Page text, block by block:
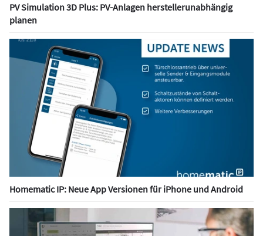
PV Simulation 3D Plus: PV-Anlagen herstellerunabhängig
planen
Homematic IP: Neue App Versionen für iPhone und Android